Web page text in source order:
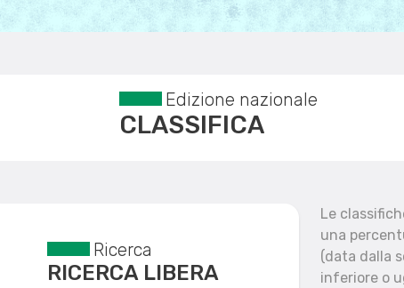
Edizione nazionale
CLASSIFICA
Reset filtri
Ricerca
RICERCA LIBERA
Le
una
(data dalla
inferiore o